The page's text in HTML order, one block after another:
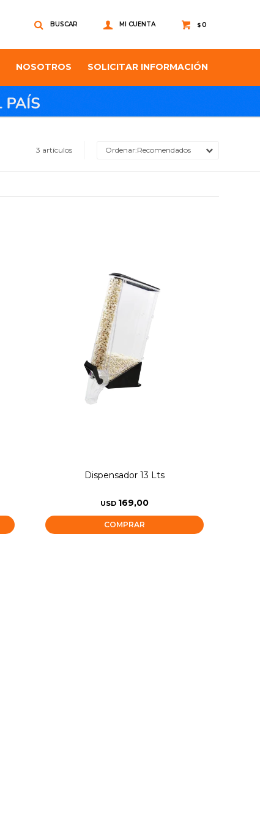
NOSOTROS SOLICITAR INFORMACIÓN
$0
3 artículos Recomendados
Dispensador 13 Lts
USD 169,00